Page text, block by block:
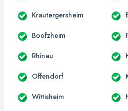
Krautergersheim
Boofzheim
Rhinau
Offendorf
Wittisheim